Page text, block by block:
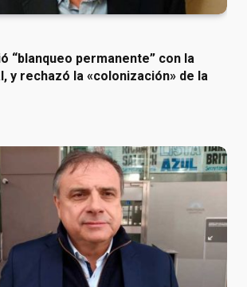
“blanqueo permanente” con la
y rechazó la «colonización» de la